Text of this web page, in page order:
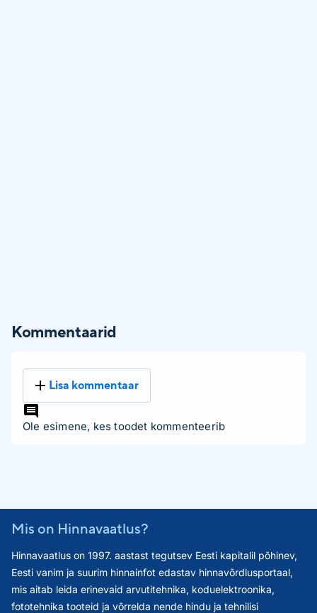
Kommentaarid
Lisa kommentaar
Ole esimene, kes toodet kommenteerib
Mis on Hinnavaatlus?
Hinnavaatlus on 1997. aastast tegutsev Eesti kapitalil põhinev,
Eesti vanim ja suurim hinnainfot edastav hinnavõrdlusportaal,
mis aitab leida erinevaid arvutitehnika, koduelektroonika,
fototehnika tooteid ja võrrelda nende hindu ja tehnilisi